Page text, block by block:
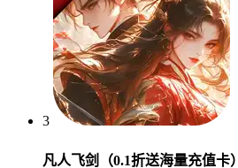
3
凡人飞剑（0.1折送海量充值卡）